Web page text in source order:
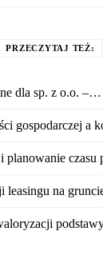
PRZECZYTAJ TEŻ:
dla sp. z o.o. –…
gospodarczej a
planowanie czasu
leasingu na